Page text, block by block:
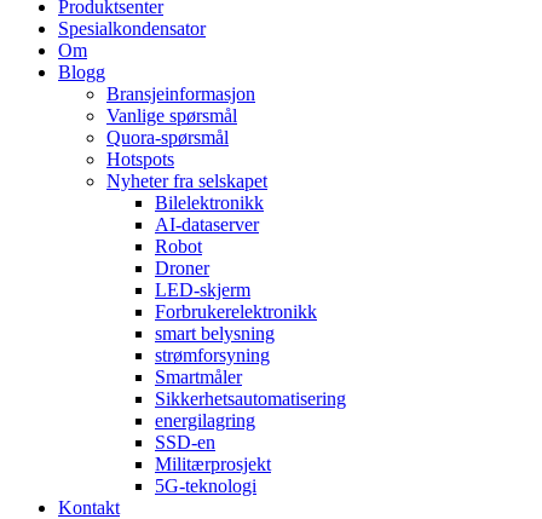
Produktsenter
Spesialkondensator
Om
Blogg
Bransjeinformasjon
Vanlige spørsmål
Quora-spørsmål
Hotspots
Nyheter fra selskapet
Bilelektronikk
AI-dataserver
Robot
Droner
LED-skjerm
Forbrukerelektronikk
smart belysning
strømforsyning
Smartmåler
Sikkerhetsautomatisering
energilagring
SSD-en
Militærprosjekt
5G-teknologi
Kontakt